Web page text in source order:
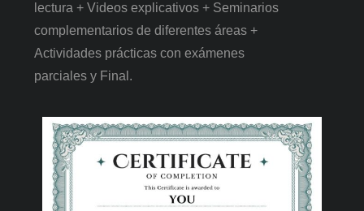
lectura + Videos explicativos + Seminarios
complementarios de diferentes áreas +
Actividades prácticas con exámenes
parciales y Final.